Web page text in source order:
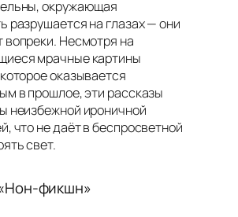
окружающая
разрушается на глазах — они
вопреки. Несмотря на
мрачные картины
оказывается
в прошлое, эти рассказы
неизбежной ироничной
что не даёт в беспросветной
свет.
фикшн»